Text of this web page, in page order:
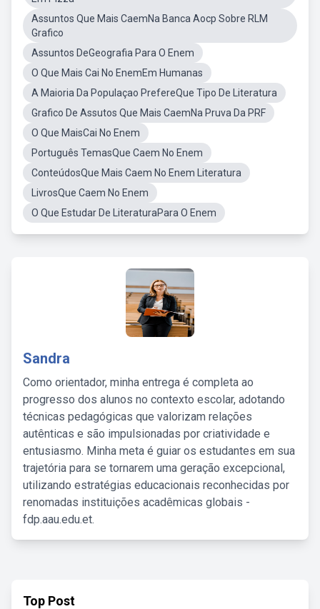
Assuntos Que Mais CaemNa Banca Aocp Sobre RLM
Grafico
Assuntos DeGeografia Para O Enem
O Que Mais Cai No EnemEm Humanas
A Maioria Da Populaçao PrefereQue Tipo De Literatura
Grafico De Assutos Que Mais CaemNa Pruva Da PRF
O Que MaisCai No Enem
Português TemasQue Caem No Enem
ConteúdosQue Mais Caem No Enem Literatura
LivrosQue Caem No Enem
O Que Estudar De LiteraturaPara O Enem
Sandra
Como orientador, minha entrega é completa ao
progresso dos alunos no contexto escolar, adotando
técnicas pedagógicas que valorizam relações
autênticas e são impulsionadas por criatividade e
entusiasmo. Minha meta é guiar os estudantes em sua
trajetória para se tornarem uma geração excepcional,
utilizando estratégias educacionais reconhecidas por
renomadas instituições acadêmicas globais -
fdp.aau.edu.et.
Top Post